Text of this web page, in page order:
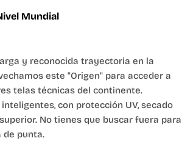
Mundial
y reconocida trayectoria en la
este "Origen" para acceder a
telas técnicas del continente.
con protección UV, secado
No tienes que buscar fuera para
de punta.